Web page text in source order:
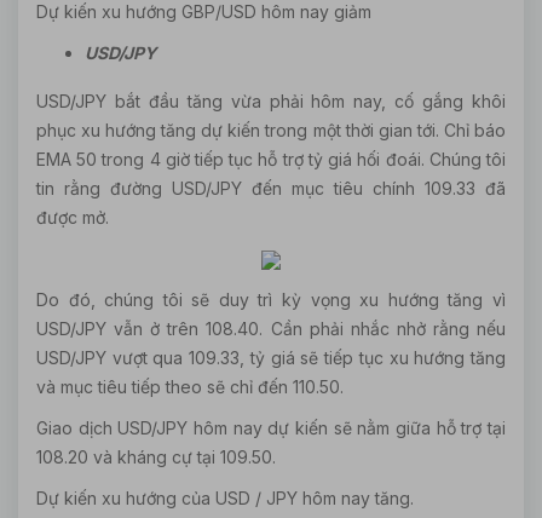
Dự kiến xu hướng GBP/USD hôm nay giảm
USD/JPY
USD/JPY bắt đầu tăng vừa phải hôm nay, cố gắng khôi
phục xu hướng tăng dự kiến trong một thời gian tới. Chỉ báo
EMA 50 trong 4 giờ tiếp tục hỗ trợ tỷ giá hối đoái. Chúng tôi
tin rằng đường USD/JPY đến mục tiêu chính 109.33 đã
được mở.
Do đó, chúng tôi sẽ duy trì kỳ vọng xu hướng tăng vì
USD/JPY vẫn ở trên 108.40. Cần phải nhắc nhở rằng nếu
USD/JPY vượt qua 109.33, tỷ giá sẽ tiếp tục xu hướng tăng
và mục tiêu tiếp theo sẽ chỉ đến 110.50.
Giao dịch USD/JPY hôm nay dự kiến sẽ nằm giữa hỗ trợ tại
108.20 và kháng cự tại 109.50.
Dự kiến xu hướng của USD / JPY hôm nay tăng.